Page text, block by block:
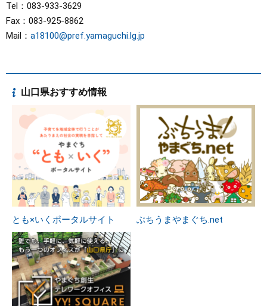
Tel：083-933-3629
Fax：083-925-8862
Mail： a18100@pref.yamaguchi.lg.jp
山口県おすすめ情報
とも×いくポータルサイト ぶちうまやまぐち.net